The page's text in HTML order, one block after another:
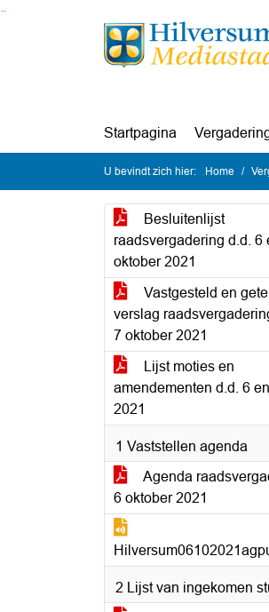
Ga naar de inhoud van deze pagina
Ga naar het zoeken
Ga naar het menu
Startpagina
U bevindt zich hier: Home
Besluitenlijst
raadsvergadering d.d. 6
oktober 2021
Vastgesteld en
verslag
7 oktober 2021
Lijst moties en
amendementen d.d. 6
2021
1 Vaststellen agenda
Agenda
6 oktober 2021
2 Lijst van ingekomen